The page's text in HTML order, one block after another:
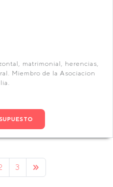
matrimonial, herencias,
Miembro de la Asociacion
3